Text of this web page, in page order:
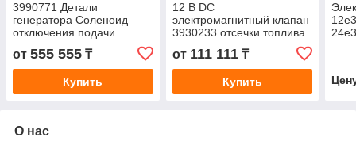
3990771 Детали
генератора Соленоид
отключения подачи
топлива 24 В постоянного
тока
от 555 555 ₸
Купить
12 В DC
электромагнитный клапан
3930233 отсечки топлива
Стоп электромагнитный
для дизельных двигателей
от 111 111₸
Купить
О нас